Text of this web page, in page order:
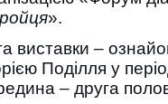
».
виставки –
Поділля у
– друга